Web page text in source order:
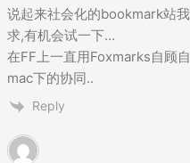
说起来社会化的bookmark站
求,有机会试一下…
在FF上一直用Foxmarks自顾
mac下的协同..
Reply